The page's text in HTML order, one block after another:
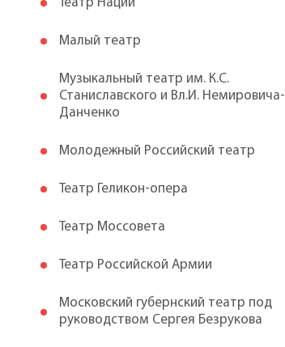
Театр Наций
Малый театр
Музыкальный театр им. К.С.
Станиславского и Вл.И. Немировича-
Данченко
Молодежный Российский театр
Театр Геликон-опера
Театр Моссовета
Театр Российской Армии
Московский губернский театр под
руководством Сергея Безрукова